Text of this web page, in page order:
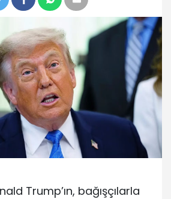
Trump’ın, bağışçılarla